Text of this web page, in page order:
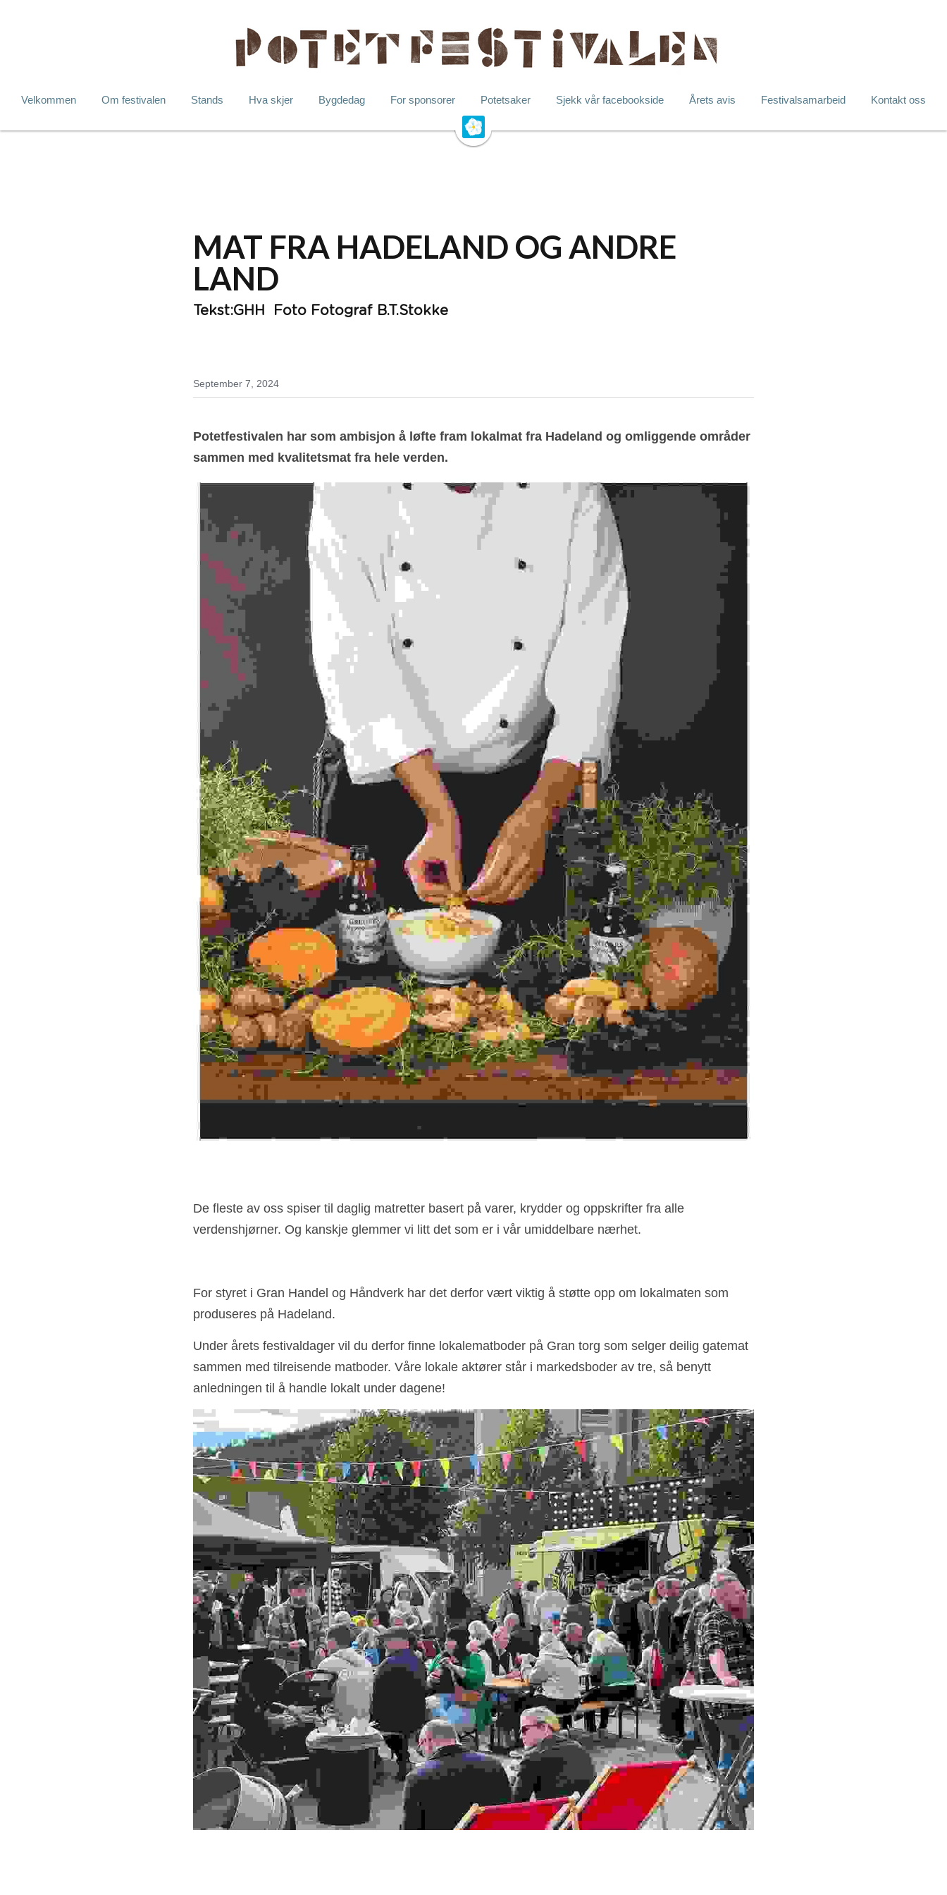
Velkommen Om festivalen Stands Hva skjer Bygdedag For sponsorer Potetsaker Sjekk vår facebookside Årets avis Festivalsamarbeid Kontakt oss
MAT FRA HADELAND OG ANDRE
LAND
Tekst:GHH  Foto Fotograf B.T.Stokke
September 7, 2024
Potetfestivalen har som ambisjon å løfte fram lokalmat fra Hadeland og omliggende områder
sammen med kvalitetsmat fra hele verden.
De fleste av oss spiser til daglig matretter basert på varer, krydder og oppskrifter fra alle
verdenshjørner. Og kanskje glemmer vi litt det som er i vår umiddelbare nærhet.
For styret i Gran Handel og Håndverk har det derfor vært viktig å støtte opp om lokalmaten som
produseres på Hadeland.
Under årets festivaldager vil du derfor finne lokalematboder på Gran torg som selger deilig gatemat
sammen med tilreisende matboder. Våre lokale aktører står i markedsboder av tre, så benytt
anledningen til å handle lokalt under dagene!